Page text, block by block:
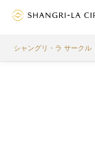
シャングリ・ラ サークル